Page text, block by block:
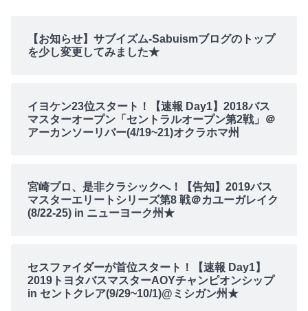
【お知らせ】サブイズム-Sabuismブログのトップ
を少し変更してみました★
イヨケン23位スタート！【速報 Day1】2018バス
マスターオープン「セントラルオープン第2戦」＠
アーカンソーリバー(4/19~21)オクラホマ州
宮崎プロ、是非クラシックへ！【告知】2019バス
マスターエリートシリーズ第8 戦＠カユーガレイク
(8/22-25) in ニューヨーク州★
セスファイダーが首位スタート！【速報 Day1】
2019トヨタバスマスターAOYチャンピオンシップ
in セントクレア(9/29~10/1)@ミシガン州★